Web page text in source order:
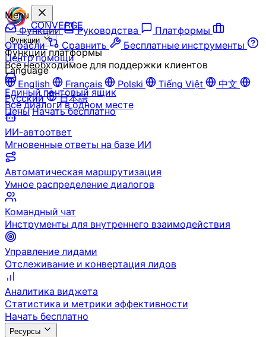
CONVERGE
Функции
Функции платформы
Всё необходимое для поддержки клиентов
Единый почтовый ящик
Все диалоги в одном месте
ИИ-автоответ
Мгновенные ответы на базе ИИ
Автоматическая маршрутизация
Умное распределение диалогов
Командный чат
Инструменты для внутреннего взаимодействия
Управление лидами
Отслеживание и конвертация лидов
Аналитика виджета
Статистика и метрики эффективности
Начать бесплатно
Ресурсы
Menu
Функции
Руководства
Платформы
Отрасли
Сравнить
Бесплатные инструменты
Центр помощи
Language
English
Français Polski Tiếng Việt
中文
Русский
日本語
ЦеныНачать бесплатно